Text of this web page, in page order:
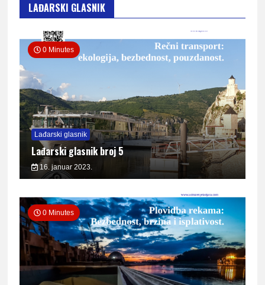
LAĐARSKI GLASNIK
0 Minutes
Lađarski glasnik
Lađarski glasnik broj 5
16. januar 2023.
0 Minutes